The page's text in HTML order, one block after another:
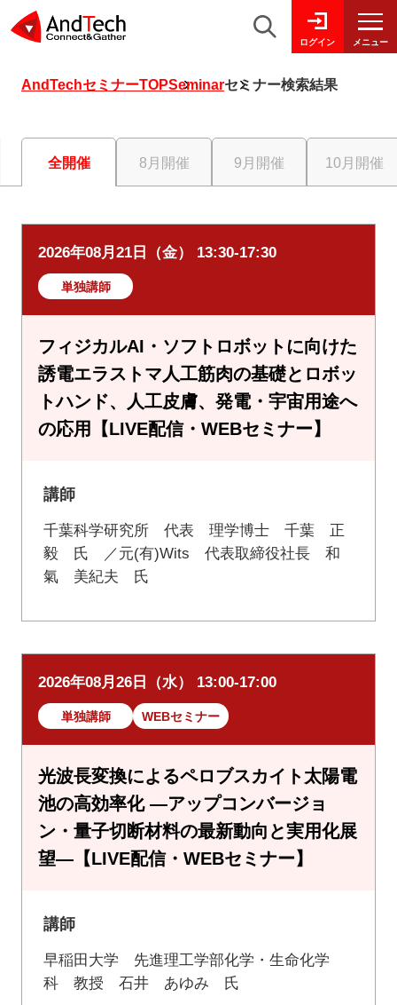
ログイン メニュー
AndTechセミナーTOPSeminarセミナー検索結果
全開催 8月開催 9月開催 10月開催
2026年08月21日（金） 13:30-17:30
単独講師
フィジカルAI・ソフトロボットに向けた
誘電エラストマ人工筋肉の基礎とロボッ
トハンド、人工皮膚、発電・宇宙用途へ
の応用【LIVE配信・WEBセミナー】
講師
千葉科学研究所 代表 理学博士 千葉 正
毅 氏 ／元(有)Wits 代表取締役社長 和
氣 美紀夫 氏
2026年08月26日（水） 13:00-17:00
単独講師 WEBセミナー
光波長変換によるペロブスカイト太陽電
池の高効率化 ―アップコンバージョ
ン・量子切断材料の最新動向と実用化展
望―【LIVE配信・WEBセミナー】
講師
早稲田大学 先進理工学部化学・生命化学
科 教授 石井 あゆみ 氏